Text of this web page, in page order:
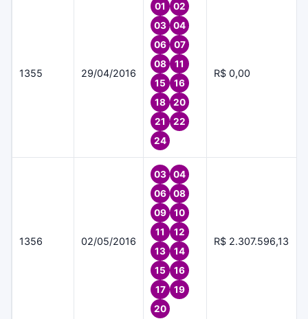
1355 29/04/2016
01
02
03
04
06
07
08
11
15
16
18
20
21
22
24
R$ 0,00
1356 02/05/2016
03
04
06
08
09
10
11
12
13
14
15
16
17
19
20
R$ 2.307.596,13